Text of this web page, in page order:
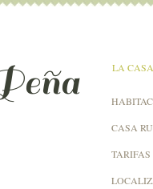
LA CASA
CASA
TARIFAS